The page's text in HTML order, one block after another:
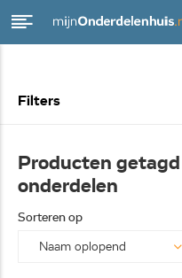
Filters
Producten
onderdelen
Sorteren op